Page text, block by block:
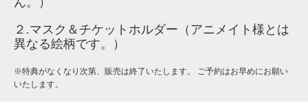
２.マスク＆チケットホルダー（アニメイト様とは
異なる絵柄です。）
※特典がなくなり次第、販売は終了いたします。 ご予約はお早めにお願い
いたします。